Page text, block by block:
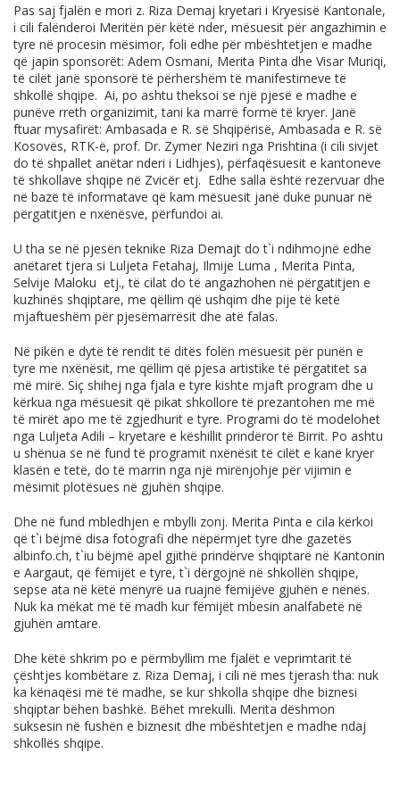
Pas saj fjalën e mori z. Riza Demaj kryetari i Kryesisë Kantonale,
i cili falënderoi Meritën për këtë nder, mësuesit për angazhimin e
tyre në procesin mësimor, foli edhe për mbështetjen e madhe
që japin sponsorët: Adem Osmani, Merita Pinta dhe Visar Muriqi,
të cilët janë sponsorë të përhershëm të manifestimeve të
shkollë shqipe. Ai, po ashtu theksoi se një pjesë e madhe e
punëve rreth organizimit, tani ka marrë formë të kryer. Janë
ftuar mysafirët: Ambasada e R. së Shqipërisë, Ambasada e R. së
Kosovës, RTK-ë, prof. Dr. Zymer Neziri nga Prishtina (i cili sivjet
do të shpallet anëtar nderi i Lidhjes), përfaqësuesit e kantoneve
të shkollave shqipe në Zvicër etj. Edhe salla është rezervuar dhe
në bazë të informatave që kam mësuesit janë duke punuar në
përgatitjen e nxënësve, përfundoi ai.
U tha se në pjesën teknike Riza Demajt do t`i ndihmojnë edhe
anëtaret tjera si Luljeta Fetahaj, Ilmije Luma , Merita Pinta,
Selvije Maloku etj., të cilat do të angazhohen në përgatitjen e
kuzhinës shqiptare, me qëllim që ushqim dhe pije të ketë
mjaftueshëm për pjesëmarrësit dhe atë falas.
Në pikën e dytë të rendit të ditës folën mësuesit për punën e
tyre me nxënësit, me qëllim që pjesa artistike të përgatitet sa
më mirë. Siç shihej nga fjala e tyre kishte mjaft program dhe u
kërkua nga mësuesit që pikat shkollore të prezantohen me më
të mirët apo me të zgjedhurit e tyre. Programi do të modelohet
nga Luljeta Adili – kryetare e këshillit prindëror të Birrit. Po ashtu
u shënua se në fund të programit nxënësit të cilët e kanë kryer
klasën e tetë, do të marrin nga një mirënjohje për vijimin e
mësimit plotësues në gjuhën shqipe.
Dhe në fund mbledhjen e mbylli zonj. Merita Pinta e cila kërkoi
që t`i bëjmë disa fotografi dhe nëpërmjet tyre dhe gazetës
albinfo.ch, t`iu bëjmë apel gjithë prindërve shqiptarë në Kantonin
e Aargaut, që fëmijët e tyre, t`i dërgojnë në shkollën shqipe,
sepse ata në këtë mënyrë ua ruajnë fëmijëve gjuhën e nënës.
Nuk ka mëkat më të madh kur fëmijët mbesin analfabetë në
gjuhën amtare.
Dhe këtë shkrim po e përmbyllim me fjalët e veprimtarit të
çështjes kombëtare z. Riza Demaj, i cili në mes tjerash tha: nuk
ka kënaqësi më të madhe, se kur shkolla shqipe dhe biznesi
shqiptar bëhen bashkë. Bëhet mrekulli. Merita dëshmon
suksesin në fushën e biznesit dhe mbështetjen e madhe ndaj
shkollës shqipe.